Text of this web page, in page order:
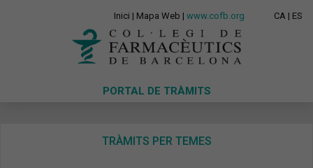
Inici | Mapa Web | www.cofb.org CA | ES
PORTAL DE TRÀMITS
TRÀMITS PER TEMES